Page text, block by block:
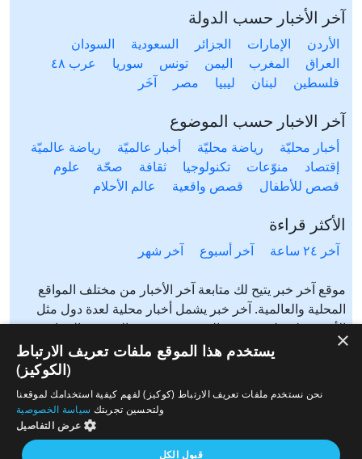
آخر الأخبار حسب الدولة
الأردن الإمارات الجزائر السعودية
السودان
العراق
المغرب اليمن تونس سوريا
عرب ٤٨
فلسطين
لبنان ليبيا مصر آخَر
آخر الاخبار حسب الموضوع
أخبار محليّة رياضة محليّة أخبار عالميّة
رياضة عالميّة
إقتصاد
منوّعات تكنولوجيا ثقافة صحّة
علوم
قصص للأطفال
قصص واقعية عالم الأحلام
الأكثر قراءة
آخر ٢٤ ساعة آخر أسبوع آخر شهر
موقع آخر خبر يتيح لك متابعة آخر الأخبار من مختلف المواقع
المحلية والعالمية. آخر خبر يشمل أخبار محلية لعدة دول مثل
الأردن، فلسطين، مصر، السعودية، تونس، المغرب، الجزائر،
عرب ٤٨، لبنان، العراق، اليمن وغيرها آخر خبر يتيح متابعة أخبار
من شتى المواضيع مثل: أخبار محلية، أخبار عالمية، رياضة،
إقتصاد، ثقافة، منوعات وغيرها تابع الأخبار المحلية والعالمية من
مختلف المواقع الإخبارية: الجزيرة، العربية، بي بي سي، سي ان
×
يستخدم هذا الموقع ملفات تعريف الارتباط
(الكوكيز)
نحن نستخدم ملفات تعريف الارتباط (كوكيز) لفهم كيفية استخدامك لموقعنا
ولتحسين تجربتك سياسة الخصوصية
عرض التفاصيل
قبول الكل